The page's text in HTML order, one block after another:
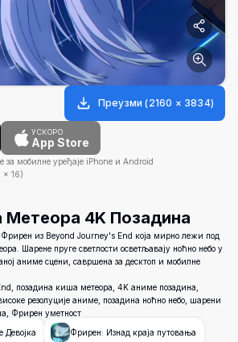
Преузми (2160 × 3834)
УСКОРО
App Store
за мобилне уређаје iPhone и Android
× 16)
4K Позадина
из Beyond Journey's End која мирно лежи под
Шарене пруге светлости осветљавају ноћно небо у
аниме сцени, савршена за десктоп и мобилне
позадина киша метеора, 4K аниме позадина,
резолуције аниме, позадина ноћно небо, шарени
Фрирен уметност
Девојка Фрирен: Изнад краја путовања